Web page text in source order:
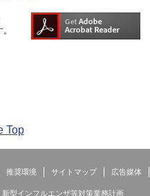
Top
推奨環境 サイトマップ 広告媒体
新型インフルエンザ等対策業務計画